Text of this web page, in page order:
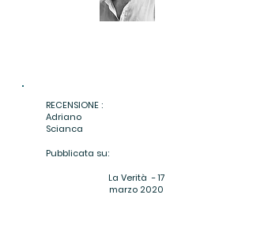
RECENSIONE :
Adriano
Scianca
Pubblicata su:
La Verità - 17
marzo 2020